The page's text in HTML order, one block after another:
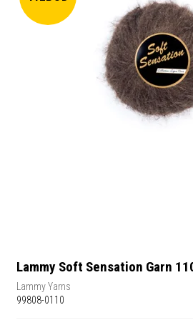
Lammy Soft Sensation Garn
Lammy Yarns
99808-0110